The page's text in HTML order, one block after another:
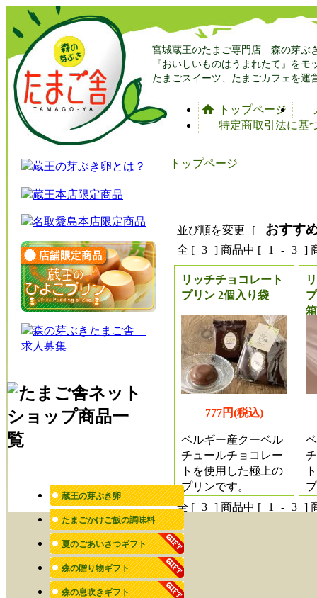
宮城蔵王のたまご専門店 森の芽ぶ
『おいしいものはうまれたて』をモ
たまごスイーツ、たまごカフェを運
蔵王の芽ぶき卵
たまごかけご飯の調味料
夏のごあいさつギフト
森の贈り物ギフト
森の息吹きギフト
トップページ
特定商取引法に基
トップページ
並び順を変更 [ おすす
全 [ 3 ] 商品中 [ 1 - 3 ]
リッチチョコレート
プリン 2個入り袋
777円(税込)
ベルギー産クーベル
チュールチョコレー
トを使用した極上の
プリンです。
箱
全 [ 3 ] 商品中 [ 1 - 3 ]